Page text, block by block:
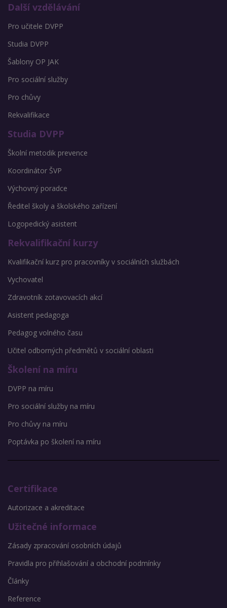
Další vzdělávání
Pro učitele DVPP
Studia DVPP
Šablony OP JAK
Pro sociální služby
Pro chůvy
Rekvalifikace
Studia DVPP
Školní metodik prevence
Koordinátor ŠVP
Výchovný poradce
Ředitel školy a školského zařízení
Logopedický asistent
Rekvalifikační kurzy
Kvalifikační kurz pro pracovníky v sociálních službách
Vychovatel
Zdravotník zotavovacích akcí
Asistent pedagoga
Pedagog volného času
Učitel odborných předmětů v sociální oblasti
Školení na míru
DVPP na míru
Pro sociální služby na míru
Pro chůvy na míru
Poptávka po školení na míru
Certifikace
Autorizace a akreditace
Užitečné informace
Zásady zpracování osobních údajů
Pravidla pro přihlašování a obchodní podmínky
Články
Reference